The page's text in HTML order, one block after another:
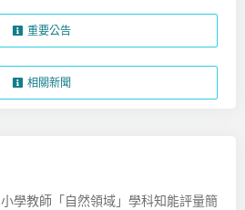
重要公告
相關新聞
學教師「自然領域」學科知能評量簡